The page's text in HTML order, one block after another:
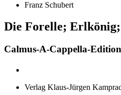
Franz Schubert
Die Forelle; Erlkönig;
Calmus-A-Cappella-
Verlag Klaus-Jürgen